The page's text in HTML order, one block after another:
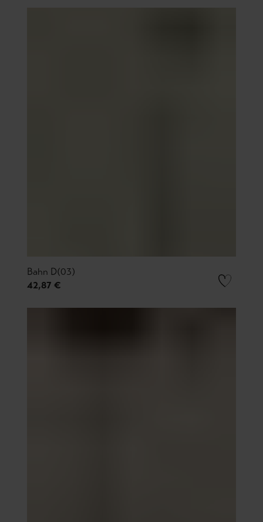
Bahn D(03)
42,87 €